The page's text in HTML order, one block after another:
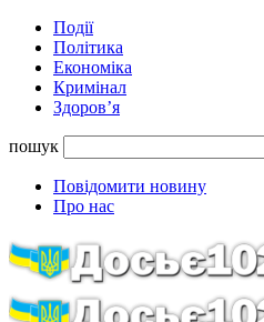
Події
Політика
Економіка
Кримінал
Здоров’я
пошук
Повідомити новину
Про нас